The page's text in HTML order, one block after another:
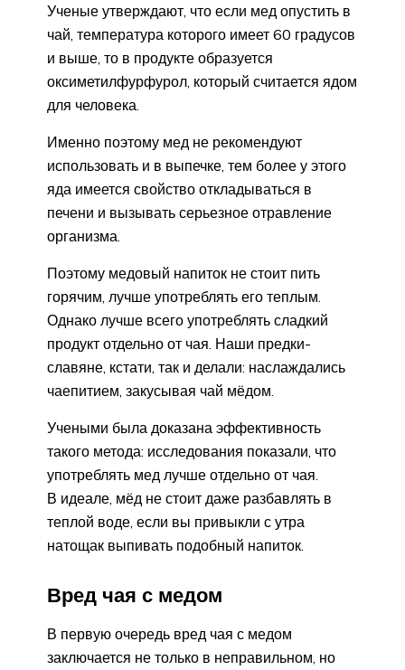
Ученые утверждают, что если мед опустить в
чай, температура которого имеет 60 градусов
и выше, то в продукте образуется
оксиметилфурфурол, который считается ядом
для человека.
Именно поэтому мед не рекомендуют
использовать и в выпечке, тем более у этого
яда имеется свойство откладываться в
печени и вызывать серьезное отравление
организма.
Поэтому медовый напиток не стоит пить
горячим, лучше употреблять его теплым.
Однако лучше всего употреблять сладкий
продукт отдельно от чая. Наши предки-
славяне, кстати, так и делали: наслаждались
чаепитием, закусывая чай мёдом.
Учеными была доказана эффективность
такого метода: исследования показали, что
употреблять мед лучше отдельно от чая.
В идеале, мёд не стоит даже разбавлять в
теплой воде, если вы привыкли с утра
натощак выпивать подобный напиток.
Вред чая с медом
В первую очередь вред чая с медом
заключается не только в неправильном, но